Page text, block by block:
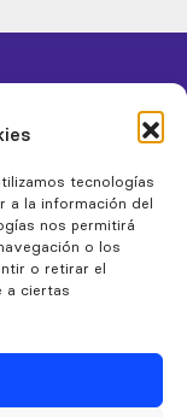
tecnologías
a la información del
nos permitirá
o los
o retirar el
a ciertas